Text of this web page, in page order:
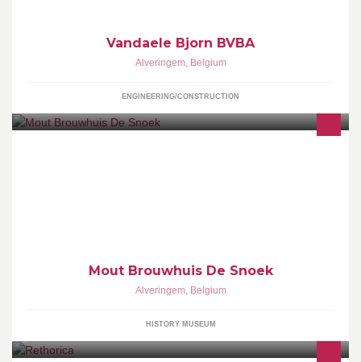
Vandaele Bjorn BVBA
Alveringem, Belgium
ENGINEERING/CONSTRUCTION
Mout Brouwhuis De Snoek
Alveringem, Belgium
HISTORY MUSEUM